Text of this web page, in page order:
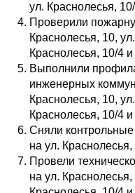
ул. Краснолесья,
Проверили
Краснолесья, 10,
Краснолесья, 10/4
Выполнили
инженерных
Краснолесья, 10,
Краснолесья, 10/4
Сняли контрольные
на ул. Краснолесья,
Провели
на ул.